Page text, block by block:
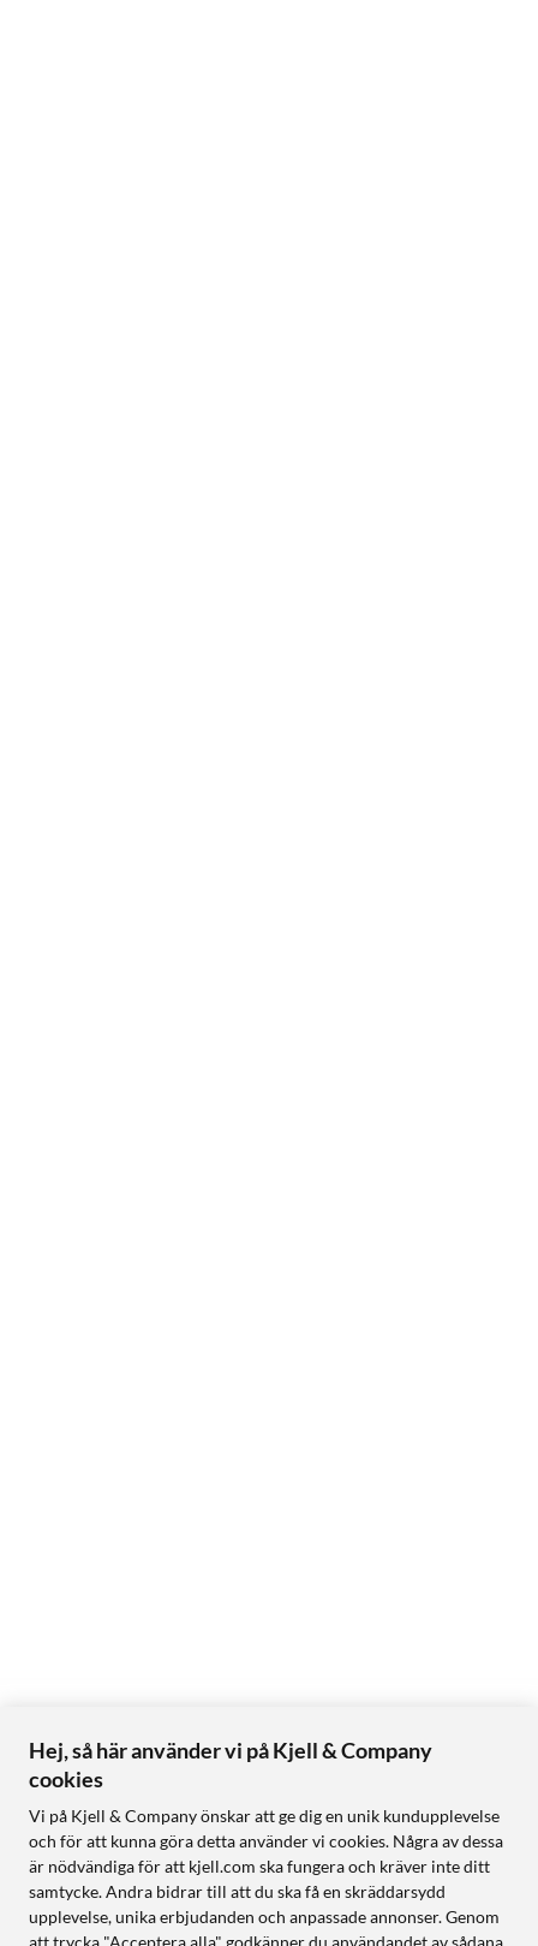
Hej, så här använder vi på Kjell & Company
cookies
Vi på Kjell & Company önskar att ge dig en unik kundupplevelse
och för att kunna göra detta använder vi cookies. Några av dessa
är nödvändiga för att kjell.com ska fungera och kräver inte ditt
samtycke. Andra bidrar till att du ska få en skräddarsydd
upplevelse, unika erbjudanden och anpassade annonser. Genom
att trycka "Acceptera alla" godkänner du användandet av sådana